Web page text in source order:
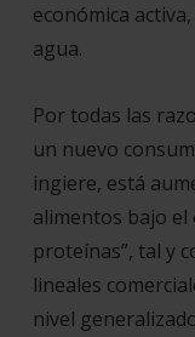
económica activa
agua.
Por todas las
un nuevo
ingiere, está
alimentos bajo el
proteínas”, tal y
lineales
nivel